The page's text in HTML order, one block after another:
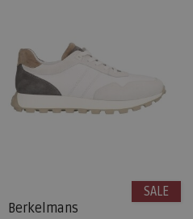
Berkelmans
SALE